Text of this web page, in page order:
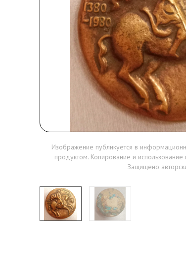
Изображение публикуется в
продуктом. Копирование и
Защищено